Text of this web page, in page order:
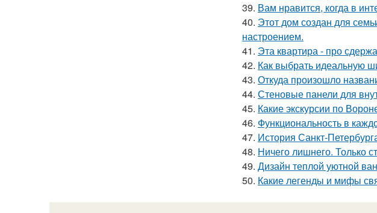
39. Вам нравится, когда в
40. Этот дом создан для
настроением.
41. Эта квартира - про
42. Как выбрать идеальную
43. Откуда произошло
44. Стеновые панели для
45. Какие экскурсии по
46. Функциональность в
47. История Санкт-
48. Ничего лишнего. Только
49. Дизайн теплой уютной
50. Какие легенды и мифы